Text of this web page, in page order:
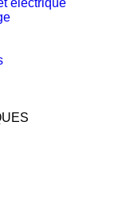
électrique